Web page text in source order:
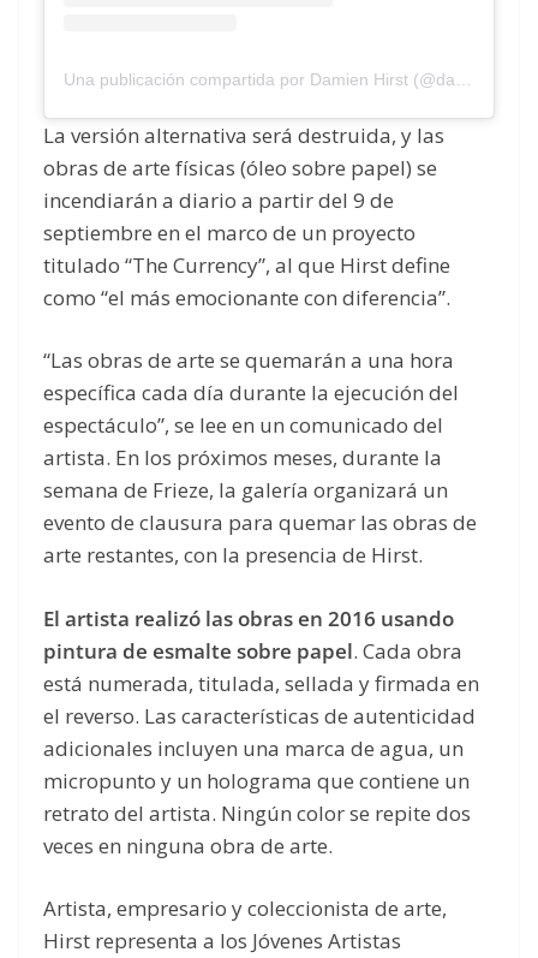
Una publicación compartida por Damien Hirst (@damienhirst)
La versión alternativa será destruida, y las
obras de arte físicas (óleo sobre papel) se
incendiarán a diario a partir del 9 de
septiembre en el marco de un proyecto
titulado “The Currency”, al que Hirst define
como “el más emocionante con diferencia”.
“Las obras de arte se quemarán a una hora
específica cada día durante la ejecución del
espectáculo”, se lee en un comunicado del
artista. En los próximos meses, durante la
semana de Frieze, la galería organizará un
evento de clausura para quemar las obras de
arte restantes, con la presencia de Hirst.
El artista realizó las obras en 2016 usando
pintura de esmalte sobre papel. Cada obra
está numerada, titulada, sellada y firmada en
el reverso. Las características de autenticidad
adicionales incluyen una marca de agua, un
micropunto y un holograma que contiene un
retrato del artista. Ningún color se repite dos
veces en ninguna obra de arte.
Artista, empresario y coleccionista de arte,
Hirst representa a los Jóvenes Artistas